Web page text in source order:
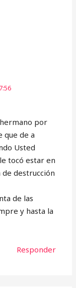
por
de a
Usted
tocó estar en
destrucción
de las
y hasta la
Responder